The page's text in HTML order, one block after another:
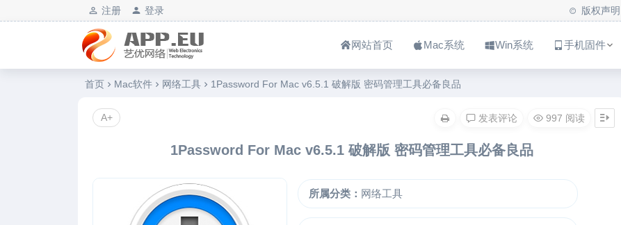
注册 登录 版权声明
艺优软件乐园
网站首页 Mac系统 Win系统 手机固件
首页 Mac软件 网络工具 1Password For Mac v6.5.1 破解版 密码管理工具必备良品
1Password For Mac v6.5.1 破解版 密码管理工具必备良品
所属分类： 网络工具
发表评论 997 阅读
A+